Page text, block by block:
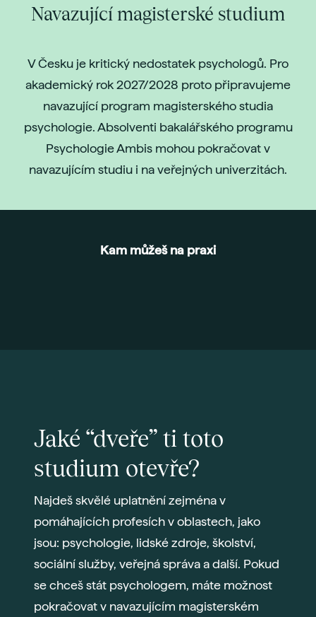
Navazující magisterské studium
V Česku je kritický nedostatek psychologů. Pro
akademický rok 2027/2028 proto připravujeme
navazující program magisterského studia
psychologie. Absolventi bakalářského programu
Psychologie Ambis mohou pokračovat v
navazujícím studiu i na veřejných univerzitách.
Kam můžeš na praxi
Jaké “dveře” ti toto
studium otevře?
Najdeš skvělé uplatnění zejména v
pomáhajících profesích v oblastech, jako
jsou: psychologie, lidské zdroje, školství,
sociální služby, veřejná správa a další. Pokud
se chceš stát psychologem, máte možnost
pokračovat v navazujícím magisterském